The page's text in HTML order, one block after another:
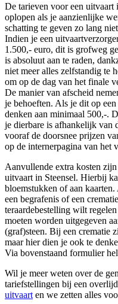
De tarieven voor een uitvaart
oplopen als je aanzienlijke
schatting te geven zo lang
Indien je een
1.500,- euro, dit is grofweg
is absoluut aan te raden,
niet meer alles zelfstandig te
om op de dag van het finale
De manier van afscheid
je behoeften. Als je dit op
denken aan minimaal 500,-.
je dierbare is afhankelijk van
vooraf de doorsnee prijzen
op de internerpagina van het
Aanvullende extra kosten
uitvaart in Steensel. Hierbij
bloemstukken of aan
een begrafenis of een
teraardebestelling wilt
moeten worden uitgegeven
(graf)steen. Bij een crematie
maar hier dien je ook te
Via bovenstaand formulier
Wil je meer weten over de
tariefstellingen bij een
uitvaart en we zetten alles